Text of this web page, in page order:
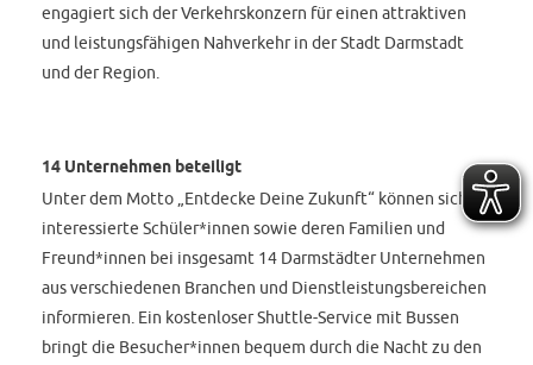
engagiert sich der Verkehrskonzern für einen attraktiven
und leistungsfähigen Nahverkehr in der Stadt Darmstadt
und der Region.
14 Unternehmen beteiligt
Unter dem Motto „Entdecke Deine Zukunft“ können sich
interessierte Schüler*innen sowie deren Familien und
Freund*innen bei insgesamt 14 Darmstädter Unternehmen
aus verschiedenen Branchen und Dienstleistungsbereichen
informieren. Ein kostenloser Shuttle-Service mit Bussen
bringt die Besucher*innen bequem durch die Nacht zu den